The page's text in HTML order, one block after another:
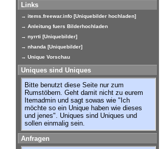
Links
→ items.freewar.info [Uniquebilder hochladen]
→ Anleitung fuers Bilderhochladen
→ nyrrti [Uniquebilder]
→ nhanda [Uniquebilder]
→ Unique Vorschau
Uniques sind Uniques
Bitte benutzt diese Seite nur zum
Rumstöbern. Geht damit nicht zu eurem
Itemadmin und sagt sowas wie "Ich
möchte so ein Unique haben wie dieses
und jenes". Uniques sind Uniques und
sollen einmalig sein.
Anfragen